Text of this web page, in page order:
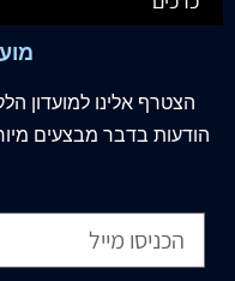
הצטרף אלינו למועדון
הודעות בדבר מבצעים